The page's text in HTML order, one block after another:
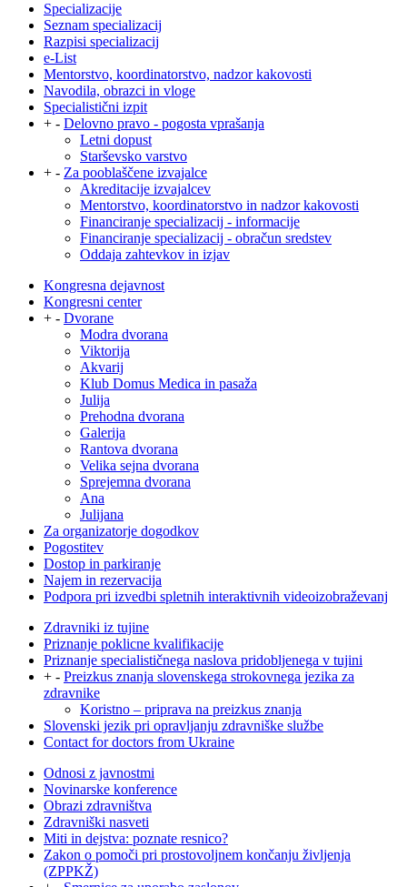
Specializacije
Seznam specializacij
Razpisi specializacij
e-List
Mentorstvo, koordinatorstvo, nadzor kakovosti
Navodila, obrazci in vloge
Specialistični izpit
+ - Delovno pravo - pogosta vprašanja
Letni dopust
Starševsko varstvo
+ - Za pooblaščene izvajalce
Akreditacije izvajalcev
Mentorstvo, koordinatorstvo in nadzor kakovosti
Financiranje specializacij - informacije
Financiranje specializacij - obračun sredstev
Oddaja zahtevkov in izjav
Kongresna dejavnost
Kongresni center
+ - Dvorane
Modra dvorana
Viktorija
Akvarij
Klub Domus Medica in pasaža
Julija
Prehodna dvorana
Galerija
Rantova dvorana
Velika sejna dvorana
Sprejemna dvorana
Ana
Julijana
Za organizatorje dogodkov
Pogostitev
Dostop in parkiranje
Najem in rezervacija
Podpora pri izvedbi spletnih interaktivnih videoizobraževanj
Zdravniki iz tujine
Priznanje poklicne kvalifikacije
Priznanje specialističnega naslova pridobljenega v tujini
+ - Preizkus znanja slovenskega strokovnega jezika za
zdravnike
Koristno – priprava na preizkus znanja
Slovenski jezik pri opravljanju zdravniške službe
Contact for doctors from Ukraine
Odnosi z javnostmi
Novinarske konference
Obrazi zdravništva
Zdravniški nasveti
Miti in dejstva: poznate resnico?
Zakon o pomoči pri prostovoljnem končanju življenja
(ZPPKŽ)